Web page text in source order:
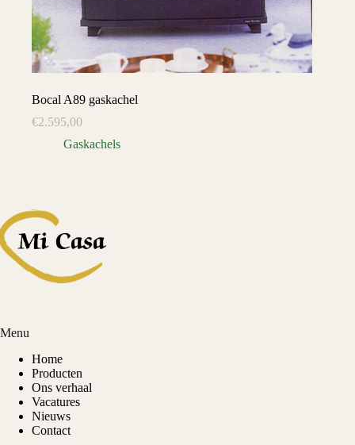
Bocal A89 gaskachel
€2.595,00
Gaskachels
Menu
Home
Producten
Ons verhaal
Vacatures
Nieuws
Contact